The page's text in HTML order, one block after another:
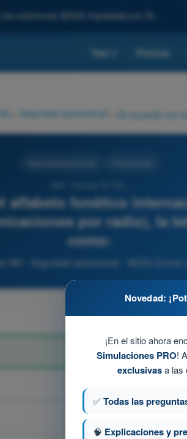
exámenes AESA impulsada por IA.
Test Precios
Seguridad operacional
alfabeto fonético
por radio), la
como:
580 - Seguridad operacional - AESA Drones
Novedad:
¡En el sitio ahora
Simulaciones PRO!
exclusivasa las
✅Todas las
🧠 Explicaciones y